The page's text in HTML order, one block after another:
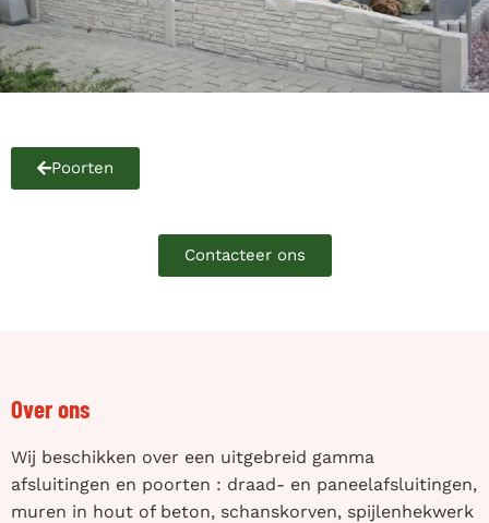
Poorten
Contacteer ons
Over ons
Wij beschikken over een uitgebreid gamma
afsluitingen en poorten : draad- en paneelafsluitingen,
muren in hout of beton, schanskorven, spijlenhekwerk